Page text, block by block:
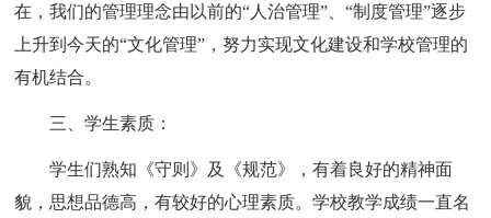
在，我们的管理理念由以前的“人治管理”、“制度管理”逐步
上升到今天的“文化管理”，努力实现文化建设和学校管理的
有机结合。
三、学生素质：
学生们熟知《守则》及《规范》，有着良好的精神面
貌，思想品德高，有较好的心理素质。学校教学成绩一直名